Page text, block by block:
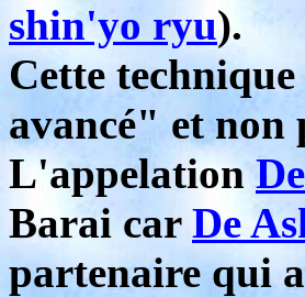
shin'yo ryu).
Cette
avancé" et non
L'appelation
Barai car De
partenaire qui